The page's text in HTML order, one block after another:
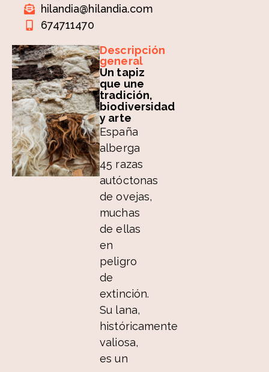
hilandia@hilandia.com
674711470
Descripción
general
Un tapiz
que une
tradición,
biodiversidad
y arte
España
alberga
45 razas
autóctonas
de ovejas,
muchas
de ellas
en
peligro
de
extinción.
Su lana,
históricamente
valiosa,
es un